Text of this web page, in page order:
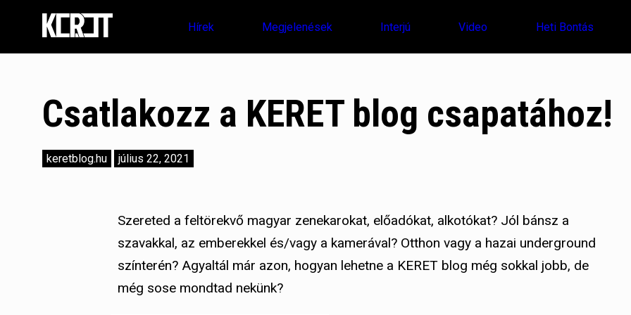
Hírek Megjelenések Interjú Video Heti Bontás
Csatlakozz a KERET blog csapatához!
keretblog.hu július 22, 2021
Szereted a feltörekvő magyar zenekarokat, előadókat, alkotókat? Jól bánsz a
szavakkal, az emberekkel és/vagy a kamerával? Otthon vagy a hazai underground
színterén? Agyaltál már azon, hogyan lehetne a KERET blog még sokkal jobb, de
még sose mondtad nekünk?